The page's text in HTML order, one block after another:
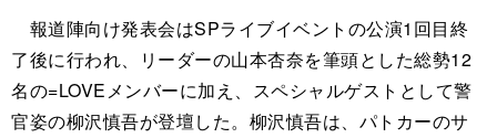
報道陣向け発表会はSPライブイベントの公演1回目終
了後に行われ、リーダーの山本杏奈を筆頭とした総勢12
名の=LOVEメンバーに加え、スペシャルゲストとして警
官姿の柳沢慎吾が登壇した。柳沢慎吾は、パトカーのサ